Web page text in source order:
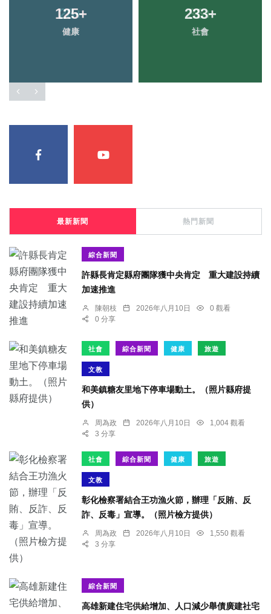
125+
健康
233+
社會
最新新聞 熱門新聞
綜合新聞
許縣長肯定縣府團隊獲中央肯定 重大建設持續
加速推進
陳朝枝 2026年八月10日
0 觀看
0 分享
社會 綜合新聞 健康 旅遊
文教
和美鎮糖友里地下停車場動土。（照片縣府提
供）
周為政 2026年八月10日
1,004 觀看
3 分享
社會 綜合新聞 健康 旅遊
文教
彰化檢察署結合王功漁火節，辦理「反賄、反
詐、反毒」宣導。（照片檢方提供）
周為政 2026年八月10日
1,550 觀看
3 分享
綜合新聞
高雄新建住宅供給增加、人口減少舉債廣建社宅